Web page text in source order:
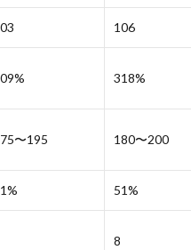
106
318%
〜195 180〜200
51%
8